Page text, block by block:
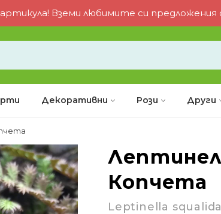
Вземи любимите си предложения
Декоративни Рози Други
Копчета
Leptinella